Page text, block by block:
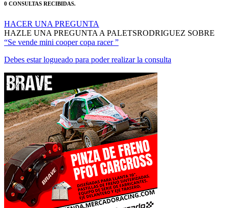
HAZLE UNA PREGUNTA A PALETSRODRIGUEZ SOBRE
“Se vende mini cooper copa racer ”
Debes estar logueado para poder realizar la consulta